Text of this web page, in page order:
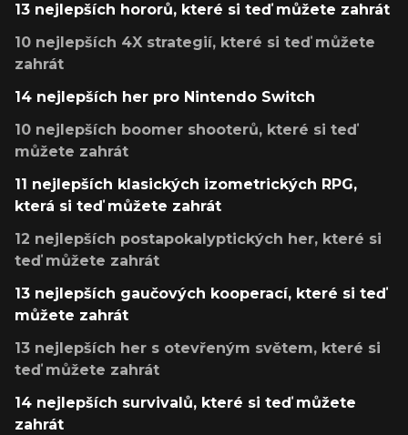
13 nejlepších hororů, které si teď můžete zahrát
10 nejlepších 4X strategií, které si teď můžete
zahrát
14 nejlepších her pro Nintendo Switch
10 nejlepších boomer shooterů, které si teď
můžete zahrát
11 nejlepších klasických izometrických RPG,
která si teď můžete zahrát
12 nejlepších postapokalyptických her, které si
teď můžete zahrát
13 nejlepších gaučových kooperací, které si teď
můžete zahrát
13 nejlepších her s otevřeným světem, které si
teď můžete zahrát
14 nejlepších survivalů, které si teď můžete
zahrát